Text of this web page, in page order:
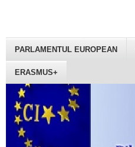
PARLAMENTUL EUROPEAN
ERASMUS+